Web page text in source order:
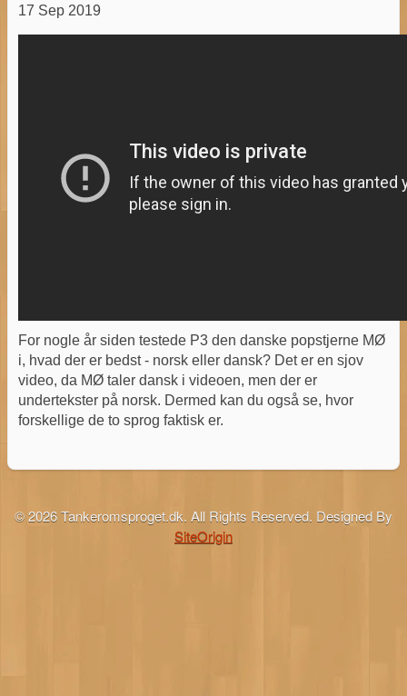
17 Sep 2019
For nogle år siden testede P3 den danske popstjerne MØ
i, hvad der er bedst - norsk eller dansk? Det er en sjov
video, da MØ taler dansk i videoen, men der er
undertekster på norsk. Dermed kan du også se, hvor
forskellige de to sprog faktisk er.
© 2026 Tankeromsproget.dk. All Rights Reserved. Designed By
SiteOrigin